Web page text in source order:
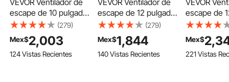
VEVOR Ventilador de
escape de 10 pulgadas
para persianas, para
ático, con control de
temperatura de
velocidad variable y
(279)
Mex$2,003
124 Vistas Recientes
VEVOR Ventilador de
escape de 12 pulgadas
con persianas, para
ático, de pared, con
controlador de
velocidad variable, 1100
(279)
Mex$1,844
140 Vistas Recientes
VEVOR
escape de
para
ático, con
velocidad
Mex$
221 Vistas